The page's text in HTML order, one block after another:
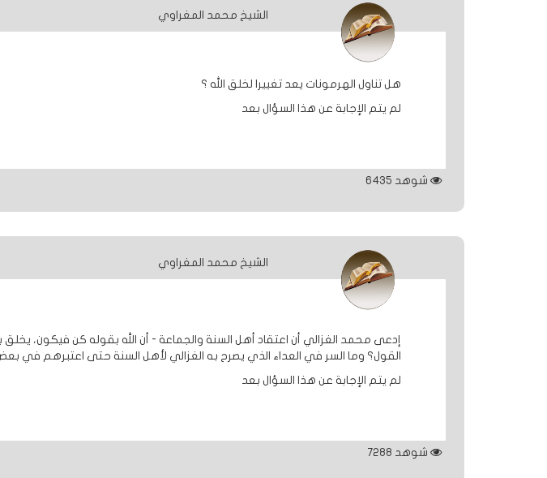
الشيخ محمد المغراوي
هل تناول الهرمونات يعد تغييرا لخلق الله ؟
لم يتم الإجابة عن هذا السؤال بعد
شوهد 6435
الشيخ محمد المغراوي
إدعى محمد الغزالي أن اعتقاد أهل السنة والجماعة - أن الله بقوله كن فيكون،
القول؟ وما السر في العداء الذي يصرح به الغزالي لأهل السنة حتى اعتبرهم في
لم يتم الإجابة عن هذا السؤال بعد
شوهد 7288